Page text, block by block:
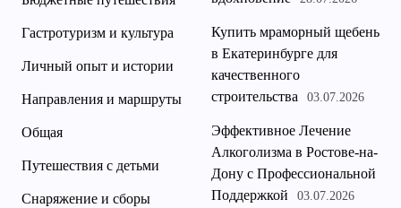
Гастротуризм и культура
Личный опыт и истории
Направления и маршруты
Общая
Путешествия с детьми
Снаряжение и сборы
Купить мраморный щебень
в Екатеринбурге для
качественного
строительства
03.07.2026
Эффективное Лечение
Алкоголизма в Ростове-на-
Дону с Профессиональной
Поддержкой
03.07.2026